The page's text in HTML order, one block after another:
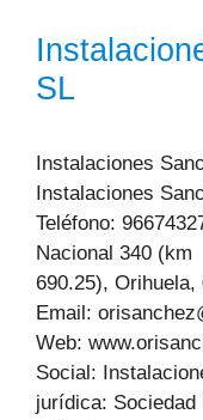
SL
Instalaciones
Instalaciones
Teléfono:
Nacional 340 (km
690.25), Orihuela,
Email:
Web:
Social:
jurídica: